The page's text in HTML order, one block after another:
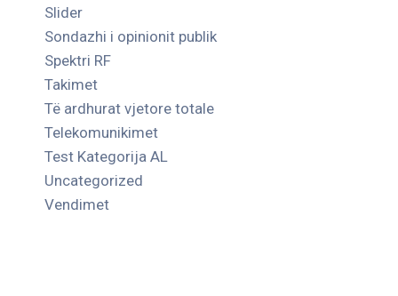
Slider
Sondazhi i opinionit publik
Spektri RF
Takimet
Të ardhurat vjetore totale
Telekomunikimet
Test Kategorija AL
Uncategorized
Vendimet